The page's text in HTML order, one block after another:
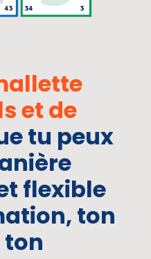
et
tu peux
flexible
ton